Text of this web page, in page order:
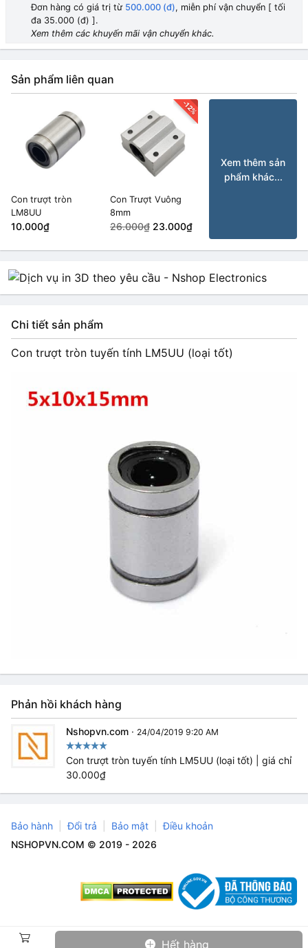
Đơn hàng có giá trị từ 500.000 (đ), miễn phí vận chuyển [ tối
đa 35.000 (đ) ].
Xem thêm các khuyến mãi vận chuyển khác.
Hết hàng
Sản phẩm liên quan
Con trượt tròn
LM8UU
10.000₫
-12%
Con Trượt Vuông
8mm
26.000₫ 23.000₫
Xem thêm sản
phẩm khác...
Chi tiết sản phẩm
Con trượt tròn tuyến tính LM5UU (loại tốt)
Phản hồi khách hàng
Nshopvn.com · 24/04/2019 9:20 AM
Con trượt tròn tuyến tính LM5UU (loại tốt) | giá chỉ
30.000₫
Bảo hành Đổi trả Bảo mật
Điều khoản
NSHOPVN.COM © 2019 - 2026